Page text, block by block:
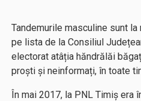
Tandemurile masculine sunt
pe lista de la Consiliul
electorat atâția hăndrălăi
proști și neinformați, în toate
În mai 2017, la PNL Timiș era